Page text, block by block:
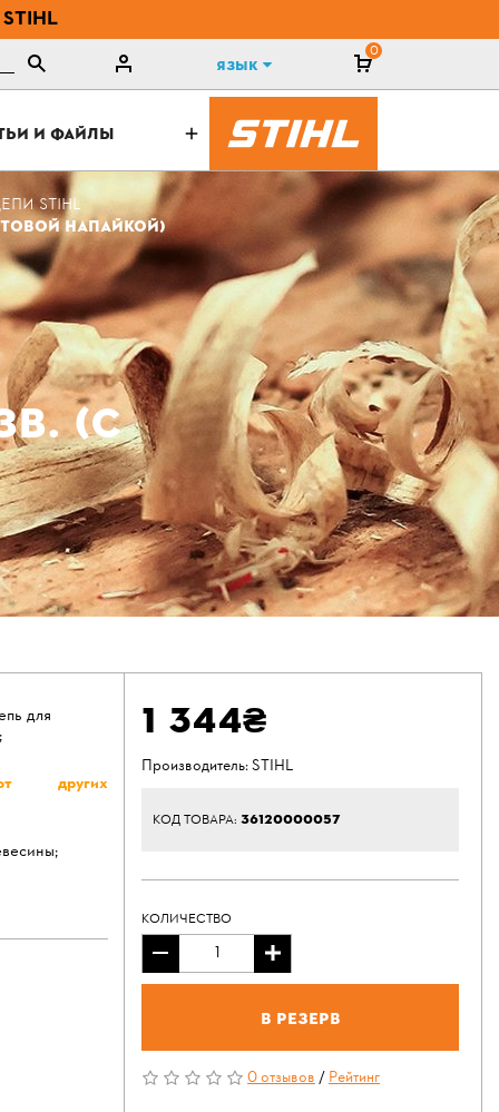
Язык
0
И ФАЙЛЫ
STIHL
НАПАЙКОЙ)
(С
для
других
1 344₴
Производитель:STIHL
КОД ТОВАРА: 36120000057
КОЛИЧЕСТВО
В резерв
0 отзывов/Рейтинг